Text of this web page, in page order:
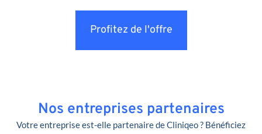
Profitez de l'offre
Nos entreprises partenaires
Votre entreprise est-elle partenaire de Cliniqeo ? Bénéficiez